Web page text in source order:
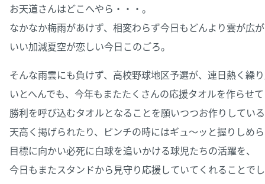
お天道さんはどこへやら・・・。
なかなか梅雨があけず、相変わらず今日もどんより雲が広
いい加減夏空が恋しい今日このごろ。
そんな雨雲にも負けず、高校野球地区予選が、連日熱く繰
いとへんでも、今年もまたたくさんの応援タオルを作らせ
勝利を呼び込むタオルとなることを願いつつお作りしてい
天高く掲げられたり、ピンチの時にはギュ～ッと握りしめ
目標に向かい必死に白球を追いかける球児たちの活躍を、
今日もまたスタンドから見守り応援していてくれることで